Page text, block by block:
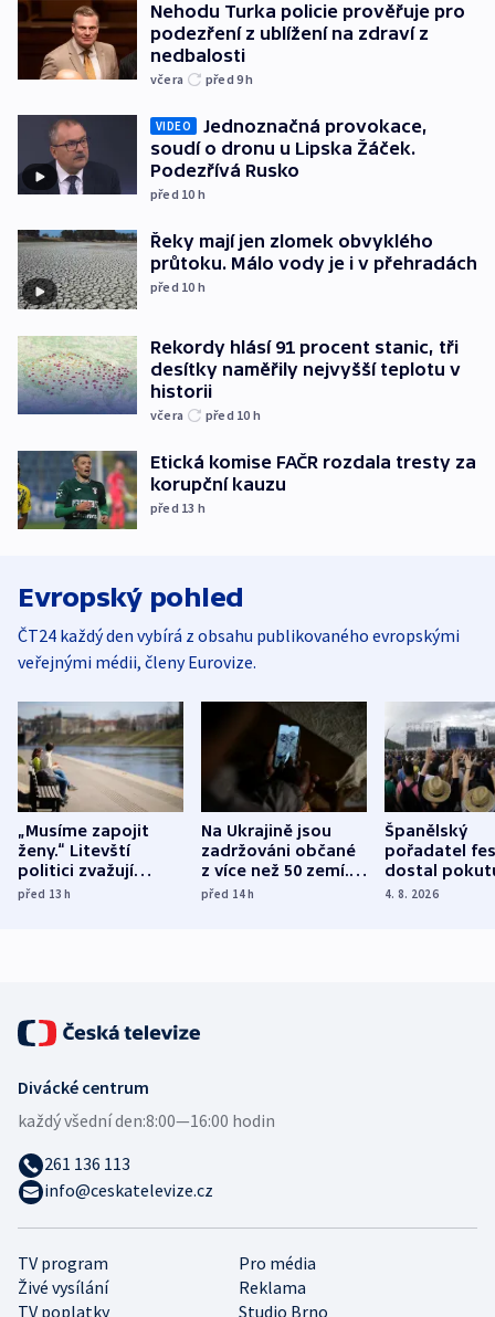
Nehodu Turka policie prověřuje pro
podezření z ublížení na zdraví z
nedbalosti
včera před 9h
VIDEO
Jednoznačná provokace,
soudí o dronu u Lipska Žáček.
Podezřívá Rusko
před 10 h
Řeky mají jen zlomek obvyklého
průtoku. Málo vody je i v přehradách
před 10 h
Rekordy hlásí 91 procent stanic, tři
desítky naměřily nejvyšší teplotu v
historii
včera před 10 h
Etická komise FAČR rozdala tresty za
korupční kauzu
před 13 h
Evropský pohled
ČT24 každý den vybírá z obsahu publikovaného evropskými
veřejnými médii, členy Eurovize.
„Musíme zapojit
ženy.“ Litevští
politici zvažují
dohodu o
před 13h
Na Ukrajině jsou
zadržováni občané
z více než 50 zemí.
Bojovali na straně
před 14h
Španělský
pořadatel
dostal
nekalé
4. 8. 2026
TV program
Pro média
Živé vysílání
Reklama
TV poplatky
Studio Brno
Divácké centrum
každý všední den:8:00—16:00 hodin
261 136 113
info@ceskatelevize.cz